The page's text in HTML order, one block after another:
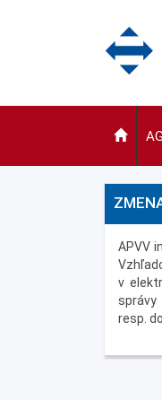
APVV
v
správy
resp.